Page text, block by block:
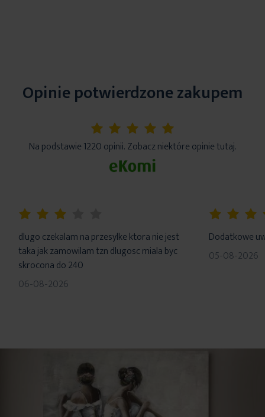
Opinie potwierdzone zakupem
5%
Na podstawie 1220 opinii. Zobacz niektóre opinie tutaj.
dlugo czekalam na przesylke ktora nie jest
taka jak zamowilam tzn dlugosc miala byc
skrocona do 240
06-08-2026
Dodatkowe
05-08-2026